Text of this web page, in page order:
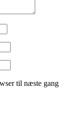
til næste gang